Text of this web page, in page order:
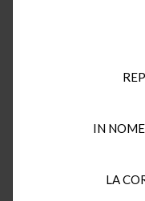
IN
LA